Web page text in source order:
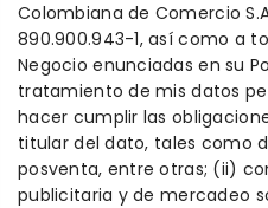
Colombiana de Comercio
890.900.943-1, así como a
Negocio enunciadas en su
tratamiento de mis datos
hacer cumplir las
titular del dato, tales como
posventa, entre otras; (ii)
publicitaria y de mercadeo